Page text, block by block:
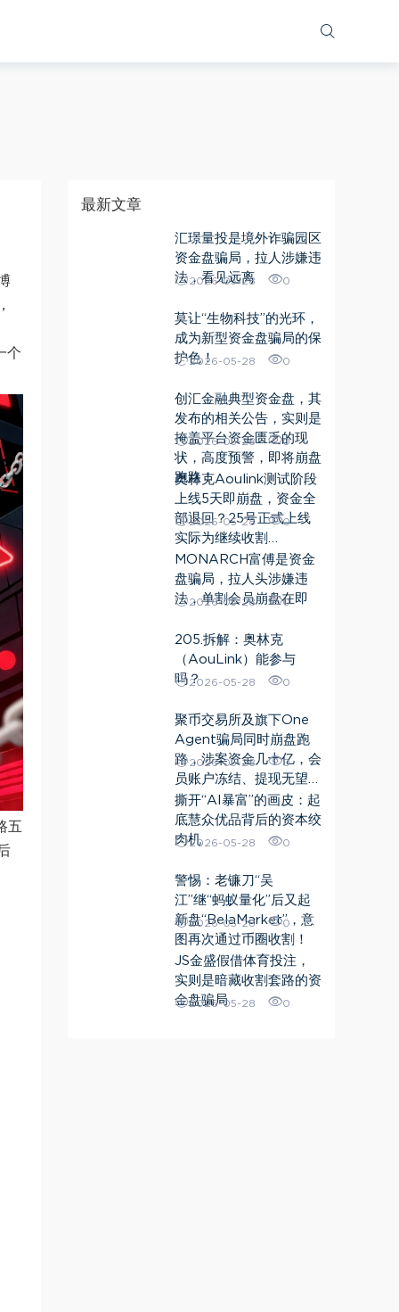
"; var pathname =
个
五
最新文章
汇璟量投是境外诈骗园区
资金盘骗局，拉人涉嫌违
法，看见远离
2026-05-28 0
莫让“生物科技”的光环，
成为新型资金盘骗局的保
护色！
2026-05-28 0
创汇金融典型资金盘，其
发布的相关公告，实则是
掩盖平台资金匮乏的现
状，高度预警，即将崩盘
跑路！
2026-05-28 0
奥林克Aoulink测试阶段
上线5天即崩盘，资金全
部退回？25号正式上线
实际为继续收割…
2026-05-28 0
MONARCH富傅是资金
盘骗局，拉人头涉嫌违
法，单割会员崩盘在即
2026-05-28 0
205.拆解：奥林克
（AouLink）能参与
吗？2026-05-28 0
聚币交易所及旗下One
Agent骗局同时崩盘跑
路，涉案资金几十亿，会
员账户冻结、提现无望…
2026-05-28 0
撕开“AI暴富”的画皮：起
底慧众优品背后的资本绞
肉机2026-05-28 0
警惕：老镰刀“吴
江”继“蚂蚁量化”后又起
新盘“BelaMarket”，意
图再次通过币圈收割！
2026-05-28 0
JS金盛假借体育投注，
实则是暗藏收割套路的资
金盘骗局
2026-05-28 0